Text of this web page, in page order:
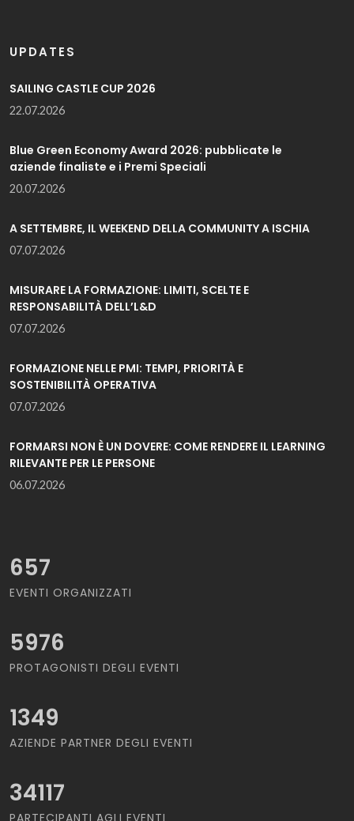
UPDATES
SAILING CASTLE CUP 2026
22.07.2026
Blue Green Economy Award 2026: pubblicate le
aziende finaliste e i Premi Speciali
20.07.2026
A SETTEMBRE, IL WEEKEND DELLA COMMUNITY A ISCHIA
07.07.2026
MISURARE LA FORMAZIONE: LIMITI, SCELTE E
RESPONSABILITÀ DELL’L&D
07.07.2026
FORMAZIONE NELLE PMI: TEMPI, PRIORITÀ E
SOSTENIBILITÀ OPERATIVA
07.07.2026
FORMARSI NON È UN DOVERE: COME RENDERE IL LEARNING
RILEVANTE PER LE PERSONE
06.07.2026
657
EVENTI ORGANIZZATI
5976
PROTAGONISTI DEGLI EVENTI
1349
AZIENDE PARTNER DEGLI EVENTI
34117
PARTECIPANTI AGLI EVENTI